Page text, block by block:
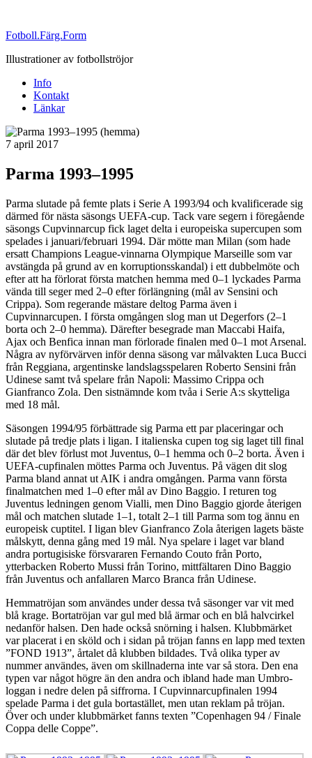
Fotboll.Färg.Form
Illustrationer av fotbollströjor
Info
Kontakt
Länkar
Publicerat
7 april 2017
Parma 1993–1995
Parma slutade på femte plats i Serie A 1993/94 och kvalificerade sig
därmed för nästa säsongs UEFA-cup. Tack vare segern i föregående
säsongs Cupvinnarcup fick laget delta i europeiska supercupen som
spelades i januari/februari 1994. Där mötte man Milan (som hade
ersatt Champions League-vinnarna Olympique Marseille som var
avstängda på grund av en korruptionsskandal) i ett dubbelmöte och
efter att ha förlorat första matchen hemma med 0–1 lyckades Parma
vända till seger med 2–0 efter förlängning (mål av Sensini och
Crippa). Som regerande mästare deltog Parma även i
Cupvinnarcupen. I första omgången slog man ut Degerfors (2–1
borta och 2–0 hemma). Därefter besegrade man Maccabi Haifa,
Ajax och Benfica innan man förlorade finalen med 0–1 mot Arsenal.
Några av nyförvärven inför denna säsong var målvakten Luca Bucci
från Reggiana, argentinske landslagsspelaren Roberto Sensini från
Udinese samt två spelare från Napoli: Massimo Crippa och
Gianfranco Zola. Den sistnämnde kom tvåa i Serie A:s skytteliga
med 18 mål.
Säsongen 1994/95 förbättrade sig Parma ett par placeringar och
slutade på tredje plats i ligan. I italienska cupen tog sig laget till final
där det blev förlust mot Juventus, 0–1 hemma och 0–2 borta. Även i
UEFA-cupfinalen möttes Parma och Juventus. På vägen dit slog
Parma bland annat ut AIK i andra omgången. Parma vann första
finalmatchen med 1–0 efter mål av Dino Baggio. I returen tog
Juventus ledningen genom Vialli, men Dino Baggio gjorde återigen
mål och matchen slutade 1–1, totalt 2–1 till Parma som tog ännu en
europeisk cuptitel. I ligan blev Gianfranco Zola återigen lagets bäste
målskytt, denna gång med 19 mål. Nya spelare i laget var bland
andra portugisiske försvararen Fernando Couto från Porto,
ytterbacken Roberto Mussi från Torino, mittfältaren Dino Baggio
från Juventus och anfallaren Marco Branca från Udinese.
Hemmatröjan som användes under dessa två säsonger var vit med
blå krage. Bortatröjan var gul med blå ärmar och en blå halvcirkel
nedanför halsen. Den hade också snörning i halsen. Klubbmärket
var placerat i en sköld och i sidan på tröjan fanns en lapp med texten
”FOND 1913”, årtalet då klubben bildades. Två olika typer av
nummer användes, även om skillnaderna inte var så stora. Den ena
typen var något högre än den andra och ibland hade man Umbro-
loggan i nedre delen på siffrorna. I Cupvinnarcupfinalen 1994
spelade Parma i det gula bortastället, men utan reklam på tröjan.
Över och under klubbmärket fanns texten ”Copenhagen 94 / Finale
Coppa delle Coppe”.